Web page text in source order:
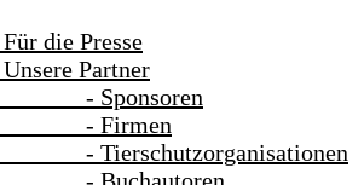
die Presse
Partner
- Sponsoren
- Firmen
- Tierschutzorganisationen